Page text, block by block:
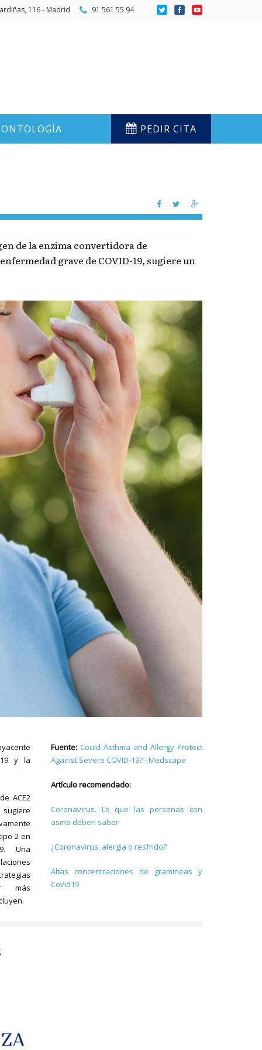
116 - Madrid 91 561 55 94
PEDIR CITA
de la enzima convertidora de
grave de COVID-19, sugiere un
19 y la
ACE2
sugiere
2 en
Una
más
Fuente: Could Asthma and Allergy Protect
Against Severe COVID-19? - Medscape
Artículo recomendado:
Coronavirus. Lo que las personas con
asma deben saber
¿Coronavirus, alergia o resfrido?
Altas concentraciones de gramineas y
Covid19